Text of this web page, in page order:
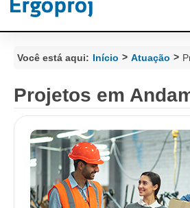
Você está aqui: Início > Atuação >
Projetos em